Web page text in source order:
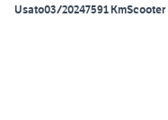
Usato03/20247591 KmScooter